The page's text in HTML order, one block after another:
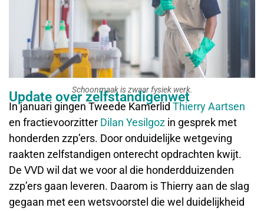
Schoonmaak is zwaar fysiek werk.
Update over zelfstandigenwet
In januari gingen Tweede Kamerlid Thierry Aartsen
en fractievoorzitter Dilan Yesilgoz in gesprek met
honderden zzp’ers. Door onduidelijke wetgeving
raakten zelfstandigen onterecht opdrachten kwijt.
De VVD wil dat we voor al die honderdduizenden
zzp’ers gaan leveren. Daarom is Thierry aan de slag
gegaan met een wetsvoorstel die wel duidelijkheid